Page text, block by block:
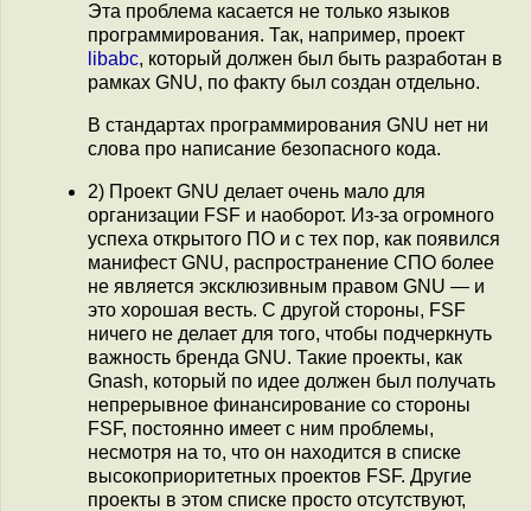
Эта проблема касается не только языков
программирования. Так, например, проект
libabc, который должен был быть разработан в
рамках GNU, по факту был создан отдельно.
В стандартах программирования GNU нет ни
слова про написание безопасного кода.
2) Проект GNU делает очень мало для
организации FSF и наоборот. Из-за огромного
успеха открытого ПО и с тех пор, как появился
манифест GNU, распространение СПО более
не является эксклюзивным правом GNU — и
это хорошая весть. С другой стороны, FSF
ничего не делает для того, чтобы подчеркнуть
важность бренда GNU. Такие проекты, как
Gnash, который по идее должен был получать
непрерывное финансирование со стороны
FSF, постоянно имеет с ним проблемы,
несмотря на то, что он находится в списке
высокоприоритетных проектов FSF. Другие
проекты в этом списке просто отсутствуют,